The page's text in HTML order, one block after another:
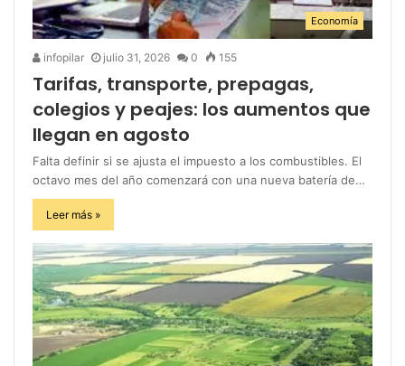
Economía
infopilar julio 31, 2026 0 155
Tarifas, transporte, prepagas,
colegios y peajes: los aumentos que
llegan en agosto
Falta definir si se ajusta el impuesto a los combustibles. El
octavo mes del año comenzará con una nueva batería de…
Leer más »